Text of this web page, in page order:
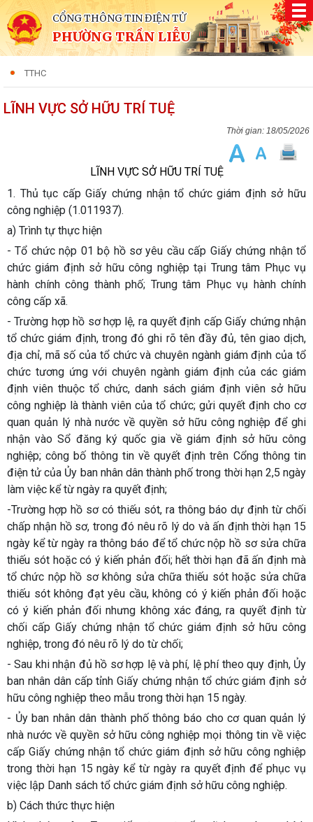
CỔNG THÔNG TIN ĐIỆN TỬ
PHƯỜNG TRẦN LIỄU
TTHC
LĨNH VỰC SỞ HỮU TRÍ TUỆ
18/05/2026
LĨNH VỰC SỞ HỮU TRÍ TUỆ
1. Thủ tục cấp Giấy chứng nhận tổ chức giám định sở hữu
công nghiệp (1.011937).
a) Trình tự thực hiện
- Tổ chức nộp 01 bộ hồ sơ yêu cầu cấp Giấy chứng nhận tổ
chức giám định sở hữu công nghiệp tại Trung tâm Phục vụ
hành chính công thành phố; Trung tâm Phục vụ hành chính
công cấp xã.
- Trường hợp hồ sơ hợp lệ, ra quyết định cấp Giấy chứng nhận
tổ chức giám định, trong đó ghi rõ tên đầy đủ, tên giao dịch,
địa chỉ, mã số của tổ chức và chuyên ngành giám định của tổ
chức tương ứng với chuyên ngành giám định của các giám
định viên thuộc tổ chức, danh sách giám định viên sở hữu
công nghiệp là thành viên của tổ chức; gửi quyết định cho cơ
quan quản lý nhà nước về quyền sở hữu công nghiệp để ghi
nhận vào Sổ đăng ký quốc gia về giám định sở hữu công
nghiệp; công bố thông tin về quyết định trên Cổng thông tin
điện tử của Ủy ban nhân dân thành phố trong thời hạn 2,5 ngày
làm việc kể từ ngày ra quyết định;
-Trường hợp hồ sơ có thiếu sót, ra thông báo dự định từ chối
chấp nhận hồ sơ, trong đó nêu rõ lý do và ấn định thời hạn 15
ngày kể từ ngày ra thông báo để tổ chức nộp hồ sơ sửa chữa
thiếu sót hoặc có ý kiến phản đối; hết thời hạn đã ấn định mà
tổ chức nộp hồ sơ không sửa chữa thiếu sót hoặc sửa chữa
thiếu sót không đạt yêu cầu, không có ý kiến phản đối hoặc
có ý kiến phản đối nhưng không xác đáng, ra quyết định từ
chối cấp Giấy chứng nhận tổ chức giám định sở hữu công
nghiệp, trong đó nêu rõ lý do từ chối;
- Sau khi nhận đủ hồ sơ hợp lệ và phí, lệ phí theo quy định, Ủy
ban nhân dân cấp tỉnh Giấy chứng nhận tổ chức giám định sở
hữu công nghiệp theo mẫu trong thời hạn 15 ngày.
- Ủy ban nhân dân thành phố thông báo cho cơ quan quản lý
nhà nước về quyền sở hữu công nghiệp mọi thông tin về việc
cấp Giấy chứng nhận tổ chức giám định sở hữu công nghiệp
trong thời hạn 15 ngày kể từ ngày ra quyết định để phục vụ
việc lập Danh sách tổ chức giám định sở hữu công nghiệp.
b) Cách thức thực hiện